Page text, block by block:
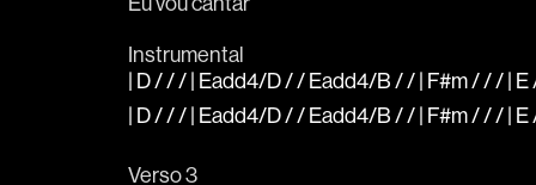
Instrumental
| D / / / | Eadd4/D / / Eadd4/B / / | F#m / / / | E
| D / / / | Eadd4/D / / Eadd4/B / / | F#m / / / | E
Verso 3